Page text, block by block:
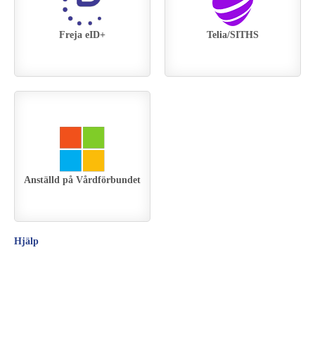
Telia/SITHS
Anställd på Vårdförbundet
Freja eID+
Hjälp